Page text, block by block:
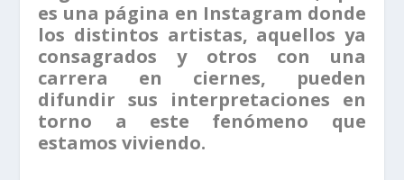
es una página en Instagram donde
los distintos artistas, aquellos ya
consagrados y otros con una
carrera en ciernes, pueden
difundir sus interpretaciones en
torno a este fenómeno que
estamos viviendo.